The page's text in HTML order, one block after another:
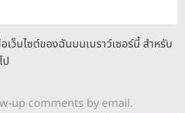
เว็บไซต์ของฉันบนเบราว์เซอร์นี้ สำหรับ
ป
up comments by email.